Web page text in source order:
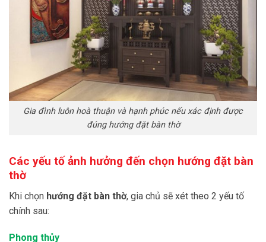
Gia đình luôn hoà thuận và hạnh phúc nếu xác định được
đúng hướng đặt bàn thờ
Các yếu tố ảnh hưởng đến chọn hướng đặt bàn
thờ
Khi chọn hướng đặt bàn thờ, gia chủ sẽ xét theo 2 yếu tố
chính sau:
Phong thủy